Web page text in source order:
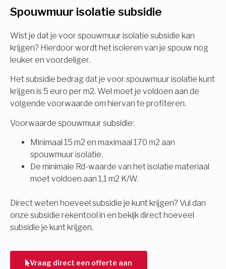
Spouwmuur isolatie subsidie
Wist je dat je voor spouwmuur isolatie subsidie kan
krijgen? Hierdoor wordt het isoleren van je spouw nog
leuker en voordeliger.
Het subsidie bedrag dat je voor spouwmuur isolatie kunt
krijgen is 5 euro per m2. Wel moet je voldoen aan de
volgende voorwaarde om hiervan te profiteren.
Voorwaarde spouwmuur subsidie:
Minimaal 15 m2 en maximaal 170 m2 aan
spouwmuur isolatie.
De minimale Rd-waarde van het isolatie materiaal
moet voldoen aan 1,1 m2 K/W.
Direct weten hoeveel subsidie je kunt krijgen? Vul dan
onze subsidie rekentool in en bekijk direct hoeveel
subsidie je kunt krijgen.
Vraag direct een offerte aan
Isolatiemaatregel
Spouwisolatie
Vloerisolatie
Dakisolatie
Gevelisolatie
Vorige
subsidie!
Vul uw gegevens in en ontvang nu direct uw
berekening per mail.
Voornaam
Achternaam